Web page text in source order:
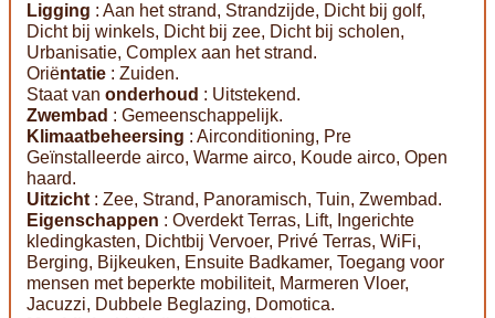
Ligging : Aan het strand, Strandzijde, Dicht bij golf,
Dicht bij winkels, Dicht bij zee, Dicht bij scholen,
Urbanisatie, Complex aan het strand.
Oriëntatie : Zuiden.
Staat van onderhoud : Uitstekend.
Zwembad : Gemeenschappelijk.
Klimaatbeheersing : Airconditioning, Pre
Geïnstalleerde airco, Warme airco, Koude airco, Open
haard.
Uitzicht : Zee, Strand, Panoramisch, Tuin, Zwembad.
Eigenschappen : Overdekt Terras, Lift, Ingerichte
kledingkasten, Dichtbij Vervoer, Privé Terras, WiFi,
Berging, Bijkeuken, Ensuite Badkamer, Toegang voor
mensen met beperkte mobiliteit, Marmeren Vloer,
Jacuzzi, Dubbele Beglazing, Domotica.